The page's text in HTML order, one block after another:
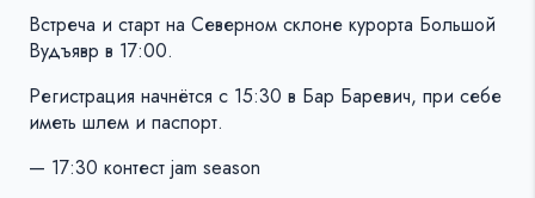
Встреча и старт на Северном склоне курорта Большой
Вудъявр в 17:00.
Регистрация начнётся с 15:30 в Бар Баревич, при себе
иметь шлем и паспорт.
— 17:30 контест jam season